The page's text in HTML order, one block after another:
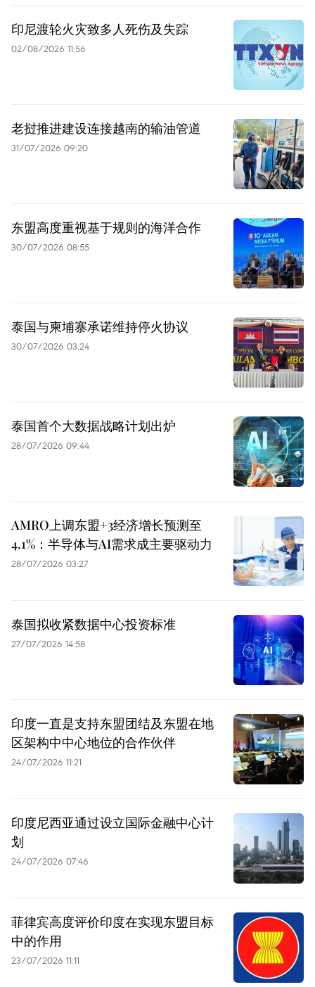
印尼渡轮火灾致多人死伤及失踪
02/08/2026 11:56
老挝推进建设连接越南的输油管道
31/07/2026 09:20
东盟高度重视基于规则的海洋合作
30/07/2026 08:55
泰国与柬埔寨承诺维持停火协议
30/07/2026 03:24
泰国首个大数据战略计划出炉
28/07/2026 09:44
AMRO上调东盟+3经济增长预测至
4.1%：半导体与AI需求成主要驱动力
28/07/2026 03:27
泰国拟收紧数据中心投资标准
27/07/2026 14:58
印度一直是支持东盟团结及东盟在地
区架构中中心地位的合作伙伴
24/07/2026 11:21
印度尼西亚通过设立国际金融中心计
划
24/07/2026 07:46
菲律宾高度评价印度在实现东盟目标
中的作用
23/07/2026 11:11